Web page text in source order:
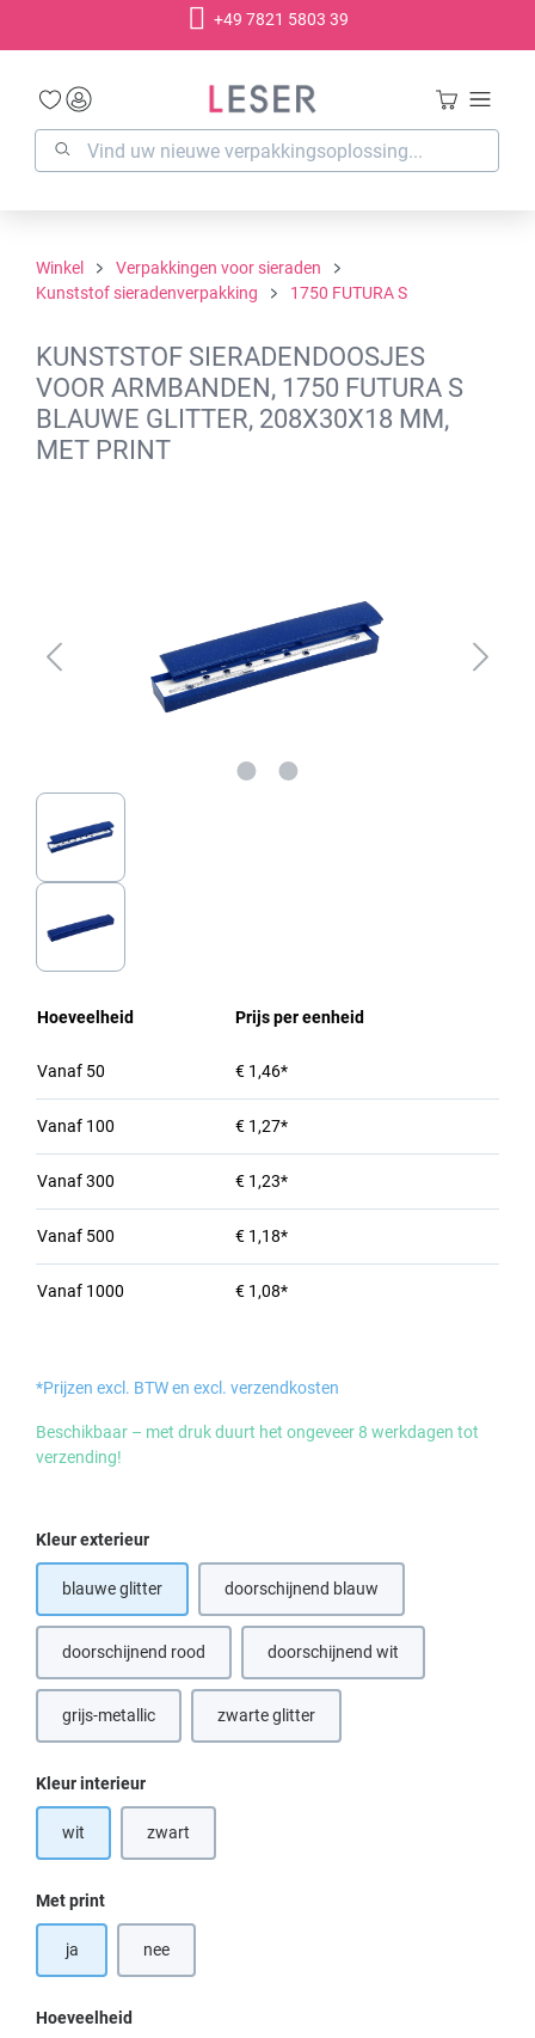
+49 7821 5803 39
Winkel
Verpakkingen voor sieraden
Kunststof sieradenverpakking
1750 FUTURA S
KUNSTSTOF SIERADENDOOSJES
VOOR ARMBANDEN, 1750 FUTURA S
BLAUWE GLITTER, 208X30X18 MM,
MET PRINT
Hoeveelheid Prijs per eenheid
Vanaf 50 € 1,46*
Vanaf 100 € 1,27*
Vanaf300 € 1,23*
Vanaf 500 € 1,18*
Vanaf 1000 € 1,08*
*Prijzen excl. BTW en excl. verzendkosten
Beschikbaar – met druk duurt het ongeveer 8 werkdagen tot
verzending!
Selecteer
Kleur exterieur
blauwe glitter doorschijnend blauw
doorschijnend rood doorschijnend wit
grijs-metallic(Deze optie is momenteel niet beschikbaar.)
zwarte glitter(Deze optie is momenteel niet
Selecteer
Kleur interieur
wit zwart(Deze optie is momenteel niet beschikbaar.)
Selecteer
Met print
ja nee
Hoeveelheid